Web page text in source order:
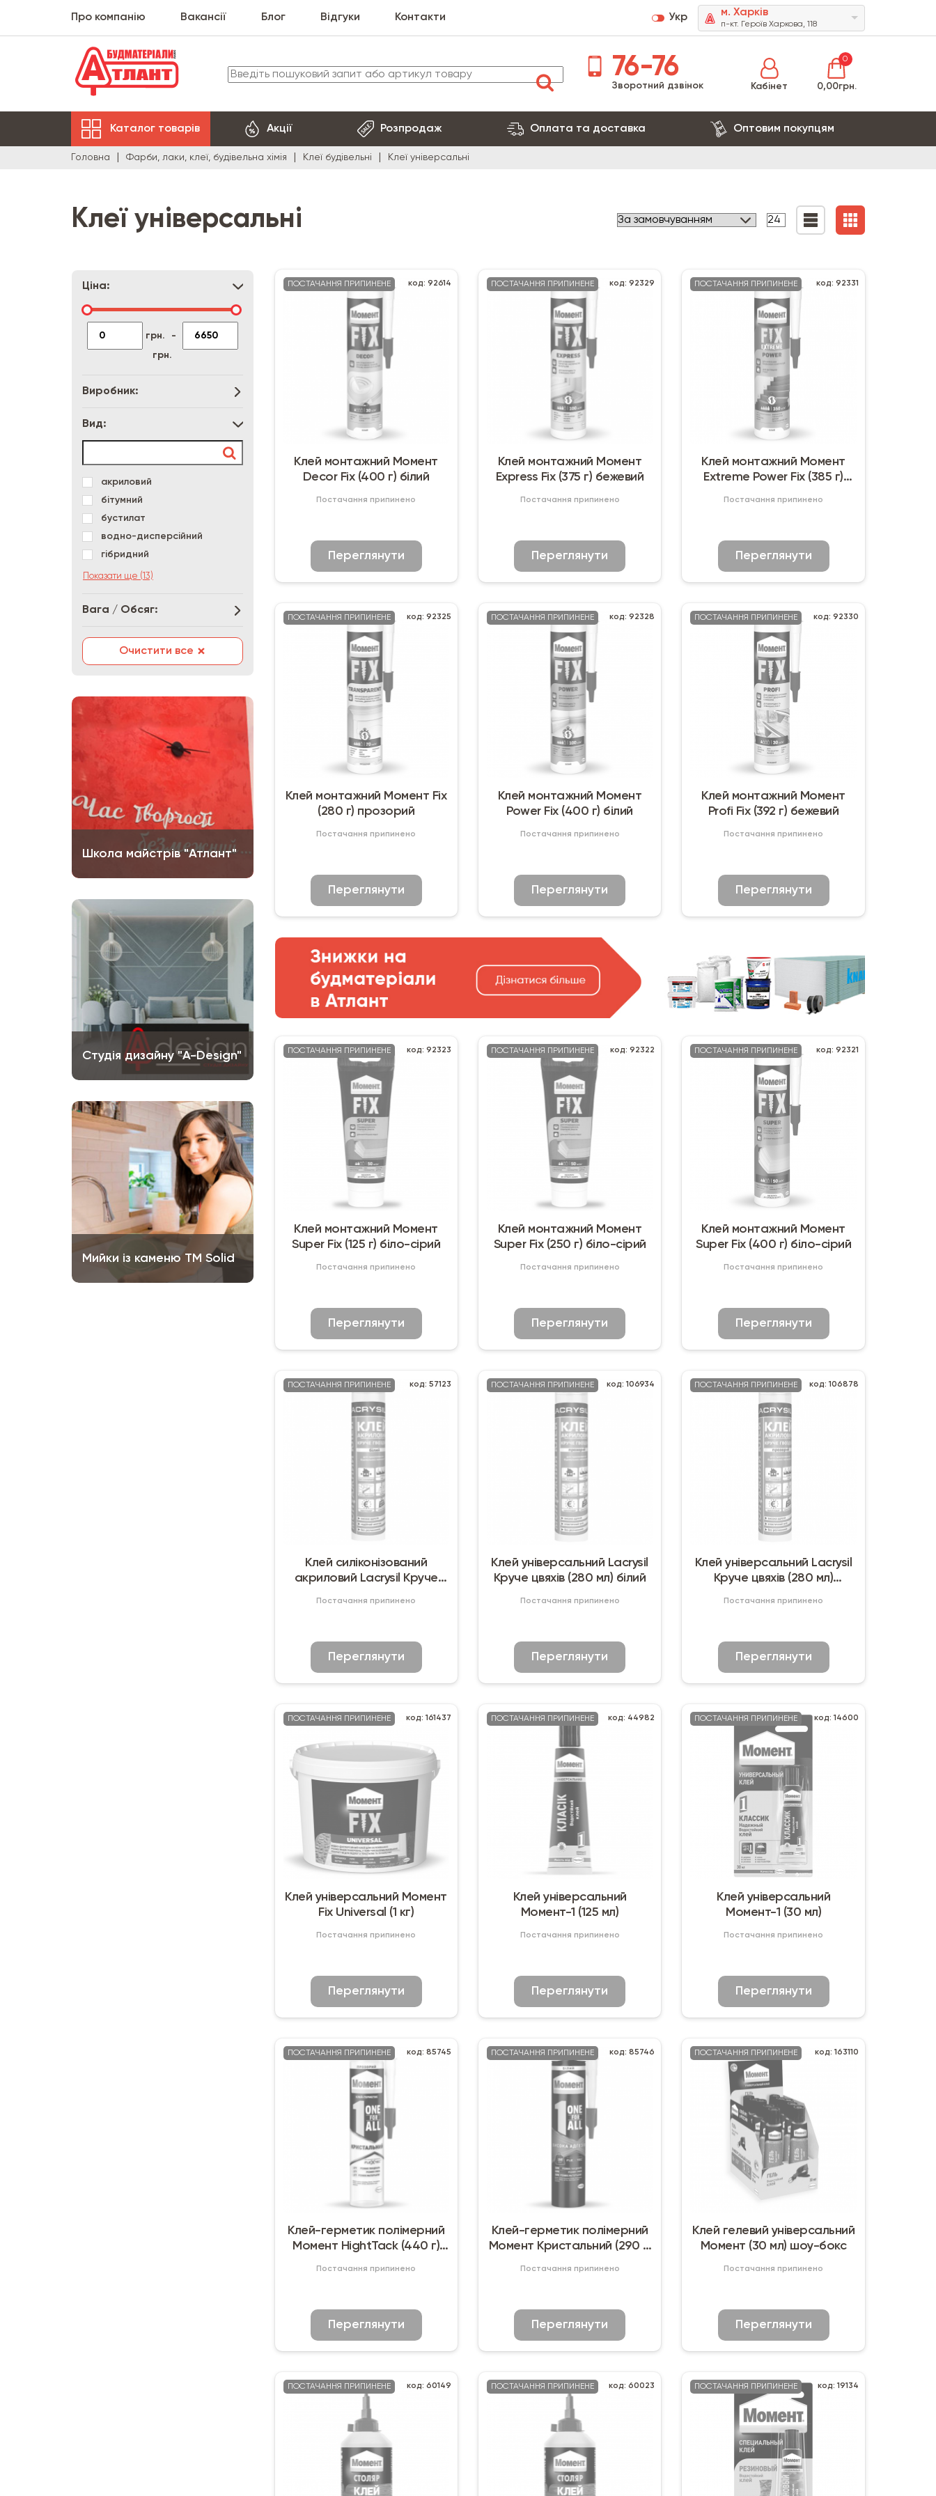
Про компанію Вакансії Блог Відгуки Контакти Укр м. Харків
п-кт. Героїв Харкова, 118
76-76
Зворотний дзвінок Кабінет
0
0,00грн.
Каталог товарів Акції Розпродаж Оплата та доставка Оптовим покупцям
Головна Фарби, лаки, клеї, будівельна хімія Клеї будівельні Клеї універсальні
Клеї універсальні
Ціна:
грн. -
грн.
Виробник:
Вид:
акриловий
бітумний
бустилат
водно-дисперсійний
гібридний
епоксидний
контактний
неопреновий
ПВА
поліуретановий
стиропоровий
Показати ще (13)
Вага / Обсяг:
Очистити все ×
Школа майстрів "Атлант"
Студія дизайну "A-Design"
Мийки із каменю ТМ Solid
ПОСТАЧАННЯ ПРИПИНЕНЕ код: 92614
Клей монтажний Момент
Decor Fix (400 г) білий
Постачання припинено
Переглянути
ПОСТАЧАННЯ ПРИПИНЕНЕ код: 92329
Клей монтажний Момент
Express Fix (375 г) бежевий
Постачання припинено
Переглянути
ПОСТАЧАННЯ ПРИПИНЕНЕ код: 92331
Клей монтажний Момент
Extreme Power Fix (385 г)
Постачання припинено
Переглянути
ПОСТАЧАННЯ ПРИПИНЕНЕ код: 92325
Клей монтажний Момент Fix
(280 г) прозорий
Постачання припинено
Переглянути
ПОСТАЧАННЯ ПРИПИНЕНЕ код: 92328
Клей монтажний Момент
Power Fix (400 г) білий
Постачання припинено
Переглянути
ПОСТАЧАННЯ ПРИПИНЕНЕ код: 92330
Клей монтажний Момент
Profi Fix (392 г) бежевий
Постачання припинено
Переглянути
ПОСТАЧАННЯ ПРИПИНЕНЕ код: 92323
Клей монтажний Момент
Super Fix (125 г) біло-сірий
Постачання припинено
Переглянути
ПОСТАЧАННЯ ПРИПИНЕНЕ код: 92322
Клей монтажний Момент
Super Fix (250 г) біло-сірий
Постачання припинено
Переглянути
ПОСТАЧАННЯ ПРИПИНЕНЕ код: 92321
Клей монтажний Момент
Super Fix (400 г) біло-сірий
Постачання припинено
Переглянути
ПОСТАЧАННЯ ПРИПИНЕНЕ код: 57123
Клей силіконізований
акриловий Lacrysil Круче
Постачання припинено
Переглянути
ПОСТАЧАННЯ ПРИПИНЕНЕ код: 106934
Клей універсальний Lacrysil
Круче цвяхів (280 мл) білий
Постачання припинено
Переглянути
ПОСТАЧАННЯ ПРИПИНЕНЕ код: 106878
Клей універсальний Lacrysil
Круче цвяхів (280 мл)
Постачання припинено
Переглянути
ПОСТАЧАННЯ ПРИПИНЕНЕ код: 161437
Клей універсальний Момент
Fix Universal (1 кг)
Постачання припинено
Переглянути
ПОСТАЧАННЯ ПРИПИНЕНЕ код: 44982
Клей універсальний
Момент-1 (125 мл)
Постачання припинено
Переглянути
ПОСТАЧАННЯ ПРИПИНЕНЕ код: 14600
Клей універсальний
Момент-1 (30 мл)
Постачання припинено
Переглянути
ПОСТАЧАННЯ ПРИПИНЕНЕ код: 85745
Клей-герметик полімерний
Момент HightTack (440 г)
Постачання припинено
Переглянути
ПОСТАЧАННЯ ПРИПИНЕНЕ код: 85746
Клей-герметик полімерний
Момент Кристальний (290 г)
Постачання припинено
Переглянути
ПОСТАЧАННЯ ПРИПИНЕНЕ код: 163110
Клей гелевий універсальний
Момент (30 мл) шоу-бокс
Постачання припинено
Переглянути
ПОСТАЧАННЯ ПРИПИНЕНЕ код: 60149 ПОСТАЧАННЯ ПРИПИНЕНЕ код: 60023 ПОСТАЧАННЯ ПРИПИНЕНЕ код: 19134